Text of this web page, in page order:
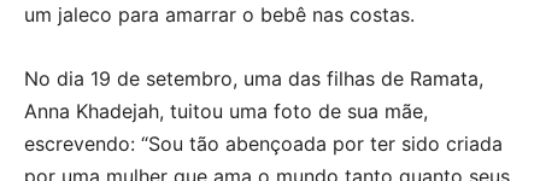
um jaleco para amarrar o bebê nas costas.
No dia 19 de setembro, uma das filhas de Ramata,
Anna Khadejah, tuitou uma foto de sua mãe,
escrevendo: “Sou tão abençoada por ter sido criada
por uma mulher que ama o mundo tanto quanto seus